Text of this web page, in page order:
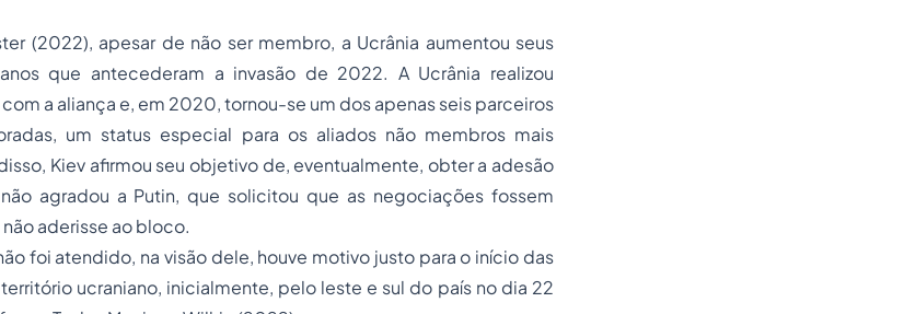
(2022), apesar de não ser membro, a Ucrânia aumentou seus
que antecederam a invasão de 2022. A Ucrânia realizou
a aliança e, em 2020, tornou-se um dos apenas seis parceiros
um status especial para os aliados não membros mais
Kiev afirmou seu objetivo de, eventualmente, obter a adesão
agradou a Putin, que solicitou que as negociações fossem
aderisse ao bloco.
foi atendido, na visão dele, houve motivo justo para o início das
ucraniano, inicialmente, pelo leste e sul do país no dia 22